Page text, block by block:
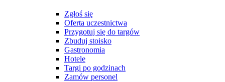
Zgłoś się
Oferta uczestnictwa
Przygotuj się do targów
Zbuduj stoisko
Gastronomia
Hotele
Targi po godzinach
Zamów personel